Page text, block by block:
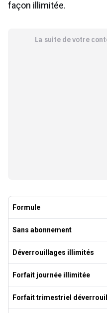
façon illimitée.
La suite de votre
Formule
Sans abonnement
Déverrouillages illimités
Forfait journée illimitée
Forfait trimestriel